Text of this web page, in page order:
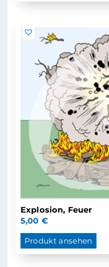
Explosion, Feuer
5,00 €
Produkt ansehen